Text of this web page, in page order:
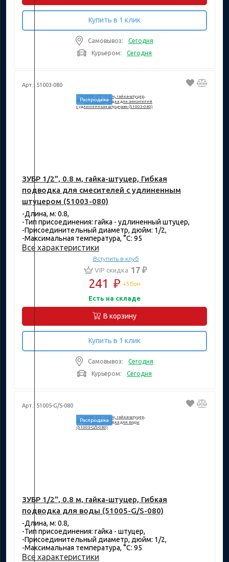
Купить в 1 клик
Самовывоз:
Сегодня
Курьером:
Сегодня
Арт.: 51003-080
Распродажа
ЗУБР 1/2", 0.8 м, гайка-штуцер, Гибкая
подводка для смесителей с удлиненным
штуцером (51003-080)
-Длина, м: 0.8,
-Тип присоединения: гайка - удлиненный штуцер,
-Присоединительный диаметр, дюйм: 1/2,
-Максимальная температура, °C: 95
Все характеристики
Вступить в клуб
VIP скидка 17 ₽
241 ₽ +5 бон.
Есть на складе
В корзину
Купить в 1 клик
Самовывоз:
Сегодня
Курьером:
Сегодня
Арт.: 51005-G/S-080
Распродажа
ЗУБР 1/2", 0.8 м, гайка-штуцер, Гибкая
подводка для воды (51005-G/S-080)
-Длина, м: 0.8,
-Тип присоединения: гайка - штуцер,
-Присоединительный диаметр, дюйм: 1/2,
-Максимальная температура, °C: 95
Все характеристики